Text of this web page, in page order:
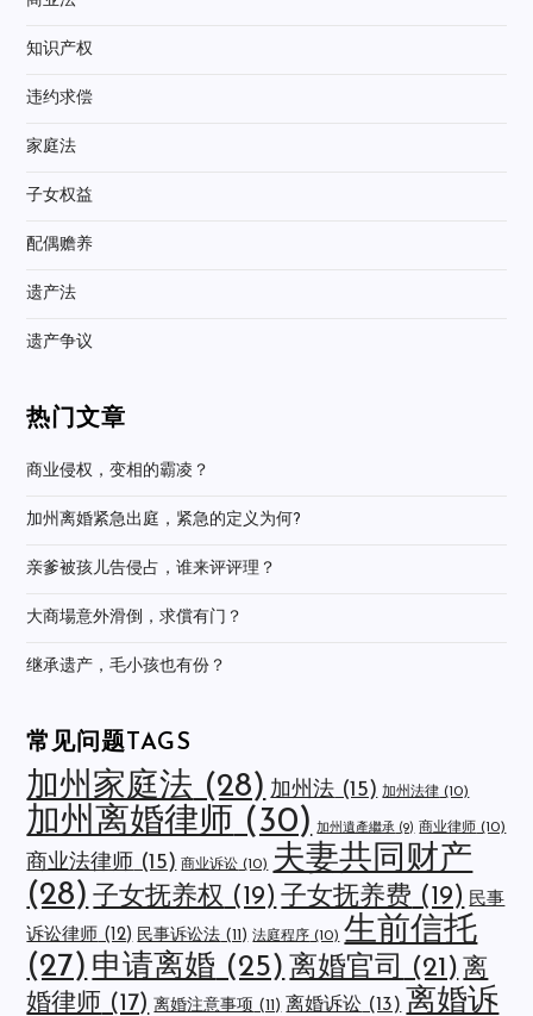
知识产权
违约求偿
家庭法
子女权益
配偶赡养
遗产法
遗产争议
热门文章
商业侵权，变相的霸凌？
加州离婚紧急出庭，紧急的定义为何?
亲爹被孩儿告侵占，谁来评评理？
大商場意外滑倒，求償有门？
继承遗产，毛小孩也有份？
常见问题TAGS
加州家庭法 (28) 加州法 (15) 加州法律 (10)
加州离婚律师 (30) 加州遺產繼承 (9) 商业律师 (10)
商业法律师 (15) 商业诉讼 (10) 夫妻共同财产
(28) 子女抚养权 (19) 子女抚养费 (19) 民事
诉讼律师 (12) 民事诉讼法 (11) 法庭程序 (10) 生前信托
(27) 申请离婚 (25) 离婚官司 (21) 离
婚律师 (17) 离婚注意事项 (11) 离婚诉讼 (13) 离婚诉